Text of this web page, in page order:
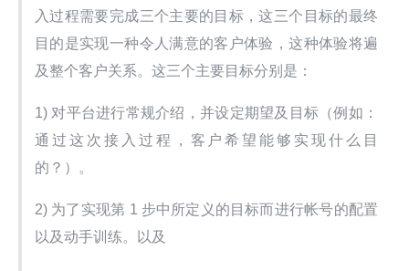
入过程需要完成三个主要的目标，这三个目标的最终
目的是实现一种令人满意的客户体验，这种体验将遍
及整个客户关系。这三个主要目标分别是：
1) 对平台进行常规介绍，并设定期望及目标（例如：
通过这次接入过程，客户希望能够实现什么目
的？）。
2) 为了实现第 1 步中所定义的目标而进行帐号的配置
以及动手训练。以及